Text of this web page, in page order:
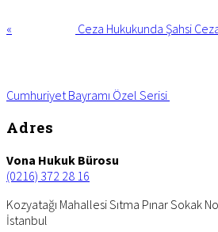
«
Ceza Hukukunda Şahsi
Cumhuriyet Bayramı Özel Serisi
Footer
Adres
Vona Hukuk Bürosu
(0216) 372 28 16
Kozyatağı Mahallesi Sıtma Pınar Sokak
İstanbul